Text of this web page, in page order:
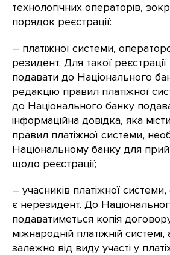
технологічних операторів,
порядок реєстрації:
– платіжної системи,
резидент. Для такої
подавати до Національного
редакцію правил платіжної
до Національного банку
інформаційна довідка, яка
правил платіжної системи,
Національному банку для
щодо реєстрації;
– учасників платіжної
є нерезидент. До
подаватиметься копія
міжнародній платіжній
залежно від виду участі у